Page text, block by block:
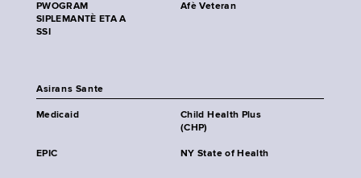
PWOGRAM
SIPLEMANTÈ ETA A
SSI
Afè Veteran
Asirans Sante
Medicaid
Child Health Plus
(CHP)
EPIC NY State of Health